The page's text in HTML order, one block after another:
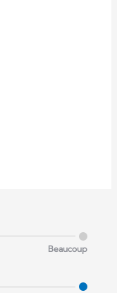
Beaucoup